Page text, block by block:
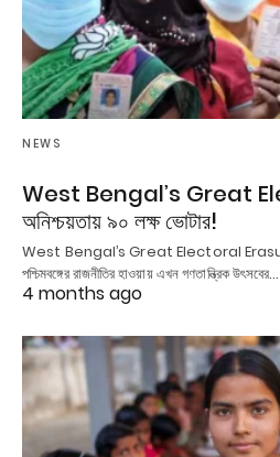
NEWS
West Bengal’s Great
অনিশ্চয়তায় ৯০ লক্ষ ভোটার!
West Bengal’s Great Electoral Erasure:
পশ্চিমবঙ্গের রাজনীতির হাওয়ায় এখন গণতান্ত্রিক উৎসবের…
4 months ago